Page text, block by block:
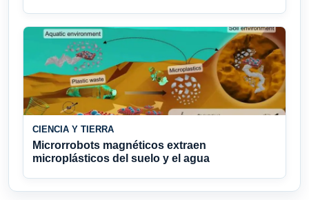
CIENCIA Y TIERRA
Microrrobots magnéticos extraen
microplásticos del suelo y el agua